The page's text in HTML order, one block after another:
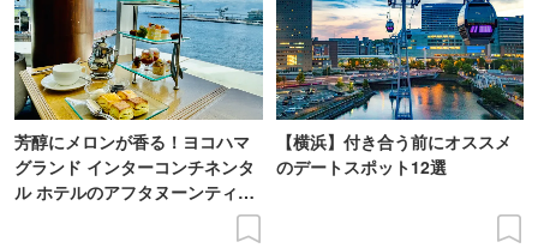
芳醇にメロンが香る！ヨコハマ
グランド インターコンチネンタ
ル ホテルのアフタヌーンティー
【横浜】付き合う前にオススメ
のデートスポット12選